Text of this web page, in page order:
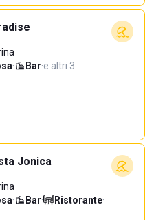
· Bar·e altri 3…
Jonica
· Bar· Ristorante·